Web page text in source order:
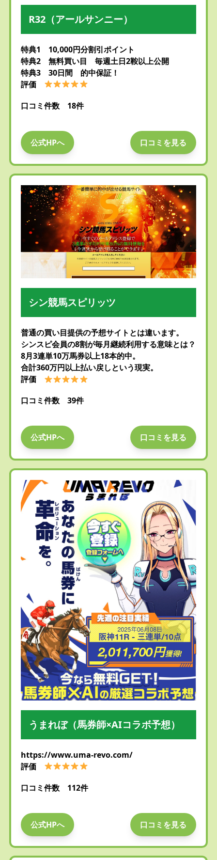
R32（アールサンニー）
特典1 10,000円分割引ポイント
特典2 無料買い目 毎週土日2鞍以上公開
特典3 30日間 的中保証！
評価
口コミ件数 18件
公式HPへ 口コミを見る
シン競馬スピリッツ
普通の買い目提供の予想サイトとは違います。
シンスピ会員の8割が毎月継続利用する意味とは？
8月3連単10万馬券以上18本的中。
合計360万円以上払い戻しという現実。
評価
口コミ件数 39件
公式HPへ 口コミを見る
うまれぼ（馬券師×AIコラボ予想）
https://www.uma-revo.com/
評価
口コミ件数 112件
公式HPへ 口コミを見る